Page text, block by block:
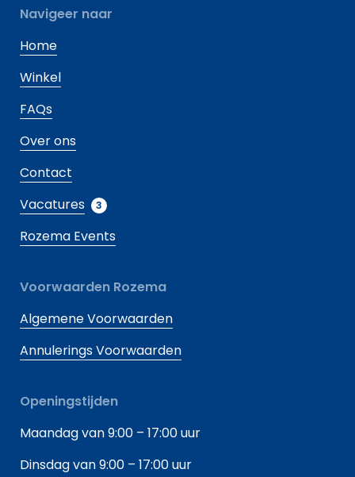
Navigeer naar
Home
Winkel
FAQs
Over ons
Contact
Vacatures
3
Rozema Events
Voorwaarden Rozema
Algemene Voorwaarden
Annulerings Voorwaarden
Openingstijden
Maandag van 9:00 – 17:00 uur
Dinsdag van 9:00 – 17:00 uur